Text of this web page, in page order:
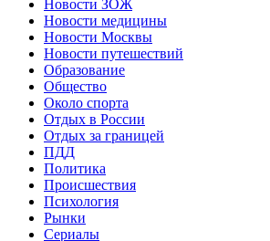
Новости ЗОЖ
Новости медицины
Новости Москвы
Новости путешествий
Образование
Общество
Около спорта
Отдых в России
Отдых за границей
ПДД
Политика
Происшествия
Психология
Рынки
Сериалы